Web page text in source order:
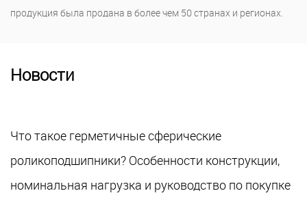
продукция была продана в более чем 50 странах и регионах.
Новости
Что такое герметичные сферические
роликоподшипники? Особенности конструкции,
номинальная нагрузка и руководство по покупке